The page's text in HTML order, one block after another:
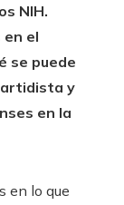
NIH.
en el
se puede
y
en la
en lo que